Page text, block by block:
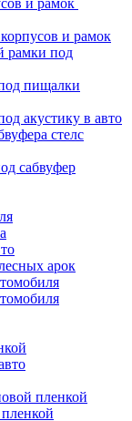
и рамок
и рамок
рамки под
пищалки
акустику в авто
стелс
сабвуфер
арок
пленкой